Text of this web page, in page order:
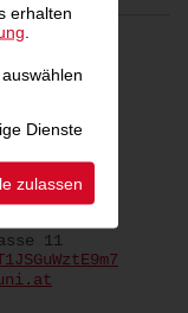
erhalten
Dienste
zulassen
11